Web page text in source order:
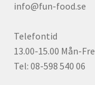
info@fun-food.se
Telefontid
13.00-15.00 Mån-Fre
Tel: 08-598 540 06